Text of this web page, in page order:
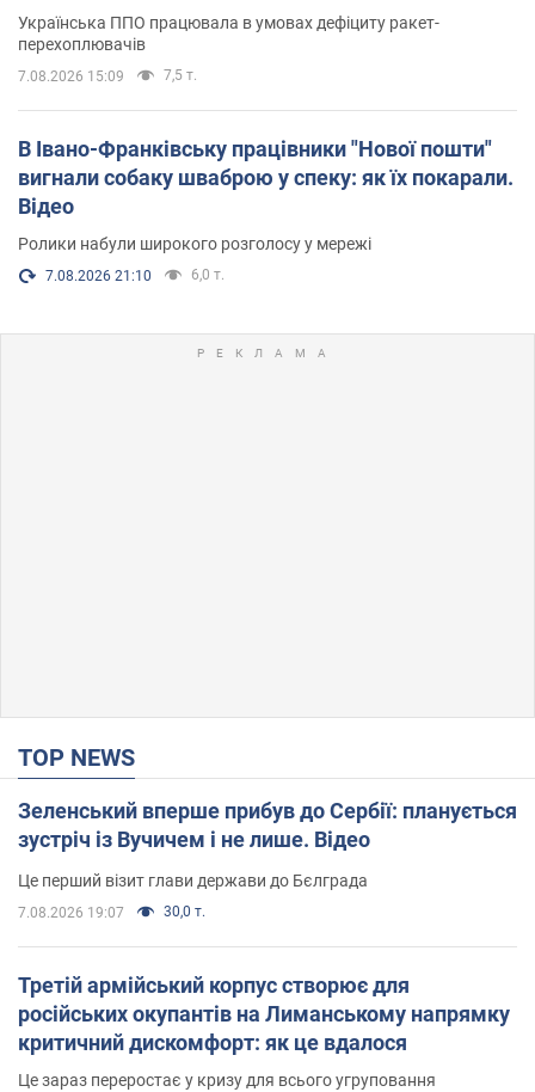
Українська ППО працювала в умовах дефіциту ракет-
перехоплювачів
7.08.2026 15:09 7,5 т.
В Івано-Франківську працівники "Нової пошти"
вигнали собаку шваброю у спеку: як їх покарали.
Відео
Ролики набули широкого розголосу у мережі
7.08.2026 21:10 6,0 т.
TOP NEWS
Зеленський вперше прибув до Сербії: планується
зустріч із Вучичем і не лише. Відео
Це перший візит глави держави до Бєлграда
7.08.2026 19:07 30,0 т.
Третій армійський корпус створює для
російських окупантів на Лиманському напрямку
критичний дискомфорт: як це вдалося
Це зараз переростає у кризу для всього угруповання